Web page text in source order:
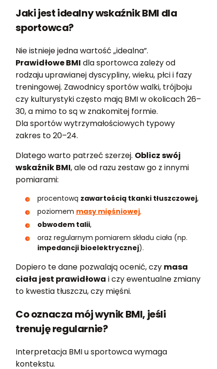
Jaki jest idealny wskaźnik BMI dla
sportowca?
Nie istnieje jedna wartość „idealna”.
Prawidłowe BMI dla sportowca zależy od
rodzaju uprawianej dyscypliny, wieku, płci i fazy
treningowej. Zawodnicy sportów walki, trójboju
czy kulturystyki często mają BMI w okolicach 26–
30, a mimo to są w znakomitej formie.
Dla sportów wytrzymałościowych typowy
zakres to 20–24.
Dlatego warto patrzeć szerzej. Oblicz swój
wskaźnik BMI, ale od razu zestaw go z innymi
pomiarami:
procentową zawartością tkanki tłuszczowej,
poziomem masy mięśniowej,
obwodem talii,
oraz regularnym pomiarem składu ciała (np.
impedancji bioelektrycznej).
Dopiero te dane pozwalają ocenić, czy masa
ciała jest prawidłowa i czy ewentualne zmiany
to kwestia tłuszczu, czy mięśni.
Co oznacza mój wynik BMI, jeśli
trenuję regularnie?
Interpretacja BMI u sportowca wymaga
kontekstu.